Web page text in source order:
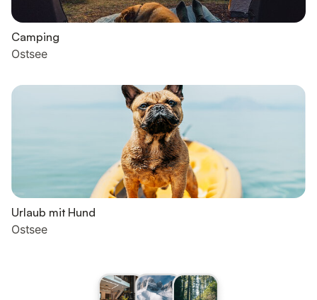
Camping
Ostsee
Urlaub mit Hund
Ostsee